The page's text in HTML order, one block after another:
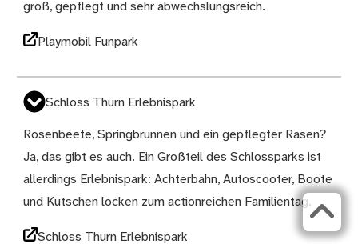
groß, gepflegt und sehr abwechslungsreich.
Playmobil Funpark
Schloss Thurn Erlebnispark
Rosenbeete, Springbrunnen und ein gepflegter Rasen?
Ja, das gibt es auch. Ein Großteil des Schlossparks ist
allerdings Erlebnispark: Achterbahn, Autoscooter, Boote
und Kutschen locken zum actionreichen Familientag.
Schloss Thurn Erlebnispark